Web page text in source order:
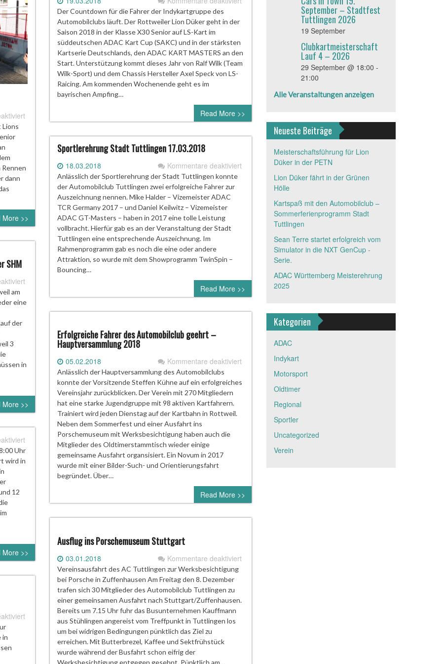
für
Lion
Lions
dann
More >>
Der Countdown für die Fahrer der Indykartgruppe des
Automobilclubs läuft. Der Rottweiler Lion Düker geht in der
Saison 2018 in der Klasse X30 Senior auf LS-Kart im
süddeutschen ADAC Kart Cup (SAKC) und in der stärksten
Kartserie Deutschlands, den ADAC KART MASTERS an den
Start. Unterstützung kommt dieses Jahr von Ralf Wilk (Team
Wilk-Sport) und dem Chassis Hersteller Axel Speck von LS-
Raicing. Am kommenden Wochenende geht es im
bayrischen Ampfing…
Read More >>
Sportlerehrung Stadt Tuttlingen 17.03.2018
18.03.2018 Kommentare deaktiviertfür
Sportlerehrung
17.03.2018
Anlässlich der Sportlerehrung der Stadt Tuttlingen konnte
der Automobilclub Tuttlingen zwei erfolgreiche Fahrer zur
Auszeichnung nennen. Mike Halder – Vizemeister ADAC
TCR Germany 2017 – und Daniel Keilwitz – Vizemeister
ADAC GT-Masters – haben in 2017 eine tolle Leistung
vollbracht. Hierfür gab es an der Veranstaltung der Stadt
Tuttlingen eine entsprechende Auszeichnung. Im
Rahmenprogramm gab es noch die eine oder andere
Attraktion, so wurde mit dem Showprogramm TwinSpin –
Bouncing…
Read More >>
SHM
für
für
ersten
SHM
am
eine
der
3
in
More >>
Erfolgreiche Fahrer des Automobilclub geehrt –
Hauptversammlung 2018
05.02.2018 Kommentare deaktiviertfür
Erfolgreiche
Fahrer
Automobilclub
Hauptversammlung
Anlässlich der Hauptversammlung des Automobilclubs
konnte der Vorsitzende Steffen Kühne auf ein erfolgreiches
Vereinsjahr zurückblicken. Der Verein mit 270 Mitgliedern
hat eine starke Jugendgruppe mit 98 aktiven Kartfahrern.
Trainiert wird jeden Dienstag auf der Kartbahn in Rottweil.
Neben dem Sommerfest und einer Ausfahrt ins
Porschemuseum mit Werksbesichtigung haben auch die
Mitglieder des Oldtimerstammtisch wieder einige
gemeinsame Ausfahrt organsisiert. Ein Novum in 2017
wurde mit einer Bilder-Such- und Orientierungsfahrt
begründet. Über…
Read More >>
für
Auch
die
Uhr
wird in
12
More >>
Ausflug ins Porschemuseum Stuttgart
03.01.2018 Kommentare deaktiviertfür
Vereinsausfahrt des AC Tuttlingen zur Werksbesichtigung
bei Porsche in Zuffenhausen Am Freitag den 8. Dezember
trafen sich 30 Mitglieder des Automobilclub Tuttlingen zu
einer gemeinsamen Ausfahrt nach Stuttgart/Zuffenhausen.
Bereits um 7.15 Uhr fuhr das Busunternehmen Kauffmann
aus Stühlingen angereist vom Treffpunkt in Tuttlingen los
um bei widrigen Bedingungen pünktlich das Ziel zu
erreichen. Mit Butterbrezel, Kaffee und Sektfrühstück
wurde während der Busfahrt schon eifrig der
Werksbesichtigung entgegen gesehnt. Pünktlich am…
für
Weihnachtsfeier
in
September – Stadtfest
Tuttlingen 2026
19 September
Clubkartmeisterschaft
Lauf 4 – 2026
29 September @ 18:00 -
21:00
Alle Veranstaltungen anzeigen
Neueste Beiträge
Meisterschaftsführung für Lion
Düker in der PETN
Lion Düker fährt in der Grünen
Hölle
Kartspaß mit den Automobilclub –
Sommerferienprogramm Stadt
Tuttlingen
Sean Terre startet erfolgreich vom
Simulator in die NXT GenCup -
Serie.
ADAC Württemberg Meisterehrung
2025
Kategorien
ADAC
Indykart
Motorsport
Oldtimer
Regional
Sportler
Uncategorized
Verein